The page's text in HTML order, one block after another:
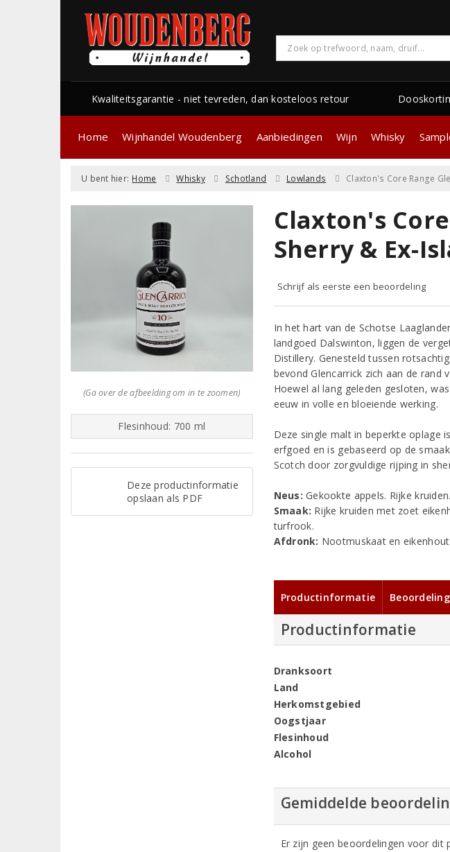
Kwaliteitsgarantie - niet tevreden, dan kosteloos retour
Home Wijnhandel Woudenberg Aanbiedingen Wijn Whisky
U bent hier: Home Whisky Schotland Lowlands Claxton's Core Range
(Ga over de afbeelding om in te zoomen)
Flesinhoud: 700 ml
Deze productinformatie
opslaan als PDF
Claxton's
Sherry & Ex-
Schrijf als eerste een beoordeling
In het hart van de Schotse
landgoed Dalswinton, liggen de
Distillery. Genesteld tussen
bevond Glencarrick zich aan de rand
Hoewel al lang geleden gesloten,
eeuw in volle en bloeiende werking.
Deze single malt in beperkte oplage
erfgoed en is gebaseerd op de
Scotch door zorgvuldige rijping in
Neus:Gekookte appels. Rijke
Smaak: Rijke kruiden met zoet
turfrook.
Afdronk: Nootmuskaat en
Productinformatie
Productinformatie
Dranksoort
Land
Herkomstgebied
Oogstjaar
Flesinhoud
Alcohol
Gemiddelde
Er zijn geen beoordelingen voor dit